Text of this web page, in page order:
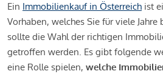
Ein Immobilienkauf in Österreich ist
Vorhaben, welches Sie für viele
sollte die Wahl der richtigen
getroffen werden. Es gibt folgende
eine Rolle spielen, welche